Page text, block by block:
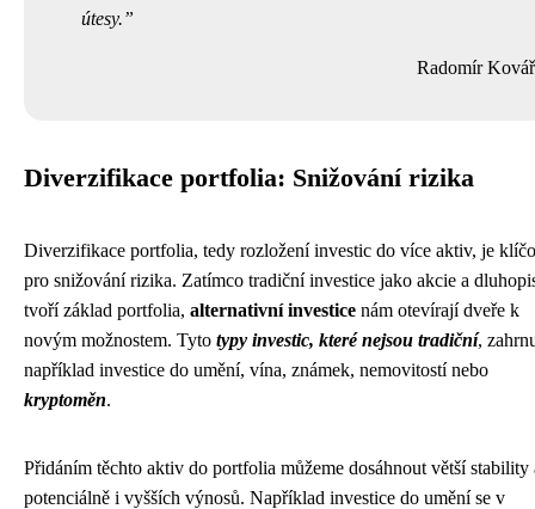
útesy.
Radomír Kovář
Diverzifikace portfolia: Snižování rizika
Diverzifikace portfolia, tedy rozložení investic do více aktiv, je
pro snižování rizika. Zatímco tradiční investice jako akcie a
tvoří základ portfolia, alternativní investice nám otevírají dveře k
novým možnostem. Tyto typy investic, které nejsou tradiční,
například investice do umění, vína, známek, nemovitostí nebo
kryptoměn.
Přidáním těchto aktiv do portfolia můžeme dosáhnout větší stability
potenciálně i vyšších výnosů. Například investice do umění se v